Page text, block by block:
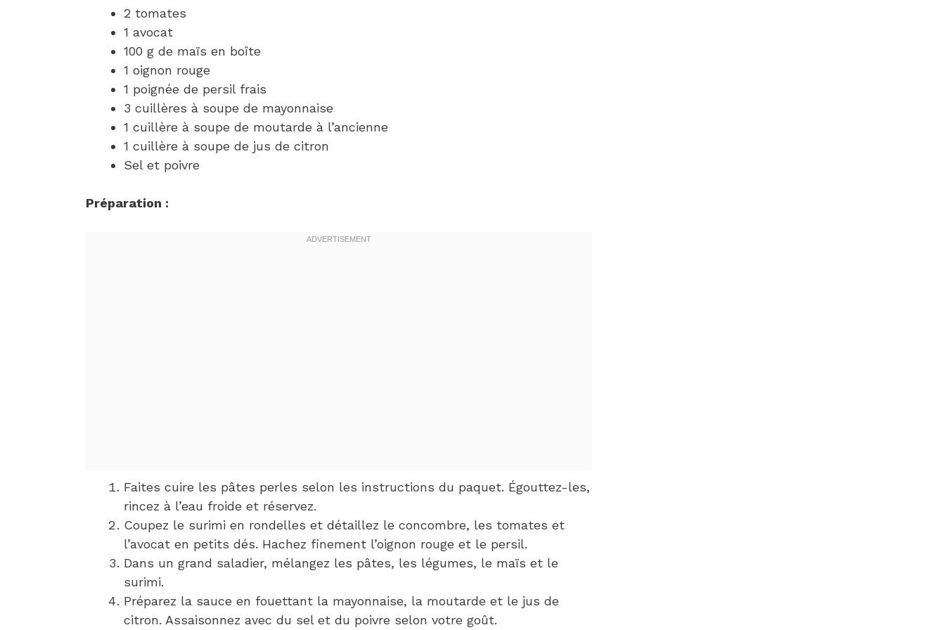
2 tomates
1 avocat
100 g de maïs en boîte
1 oignon rouge
1 poignée de persil frais
3 cuillères à soupe de mayonnaise
1 cuillère à soupe de moutarde à l’ancienne
1 cuillère à soupe de jus de citron
Sel et poivre
Préparation :
Faites cuire les pâtes perles selon les instructions du paquet. Égouttez-les,
rincez à l’eau froide et réservez.
Coupez le surimi en rondelles et détaillez le concombre, les tomates et
l’avocat en petits dés. Hachez finement l’oignon rouge et le persil.
Dans un grand saladier, mélangez les pâtes, les légumes, le maïs et le
surimi.
Préparez la sauce en fouettant la mayonnaise, la moutarde et le jus de
citron. Assaisonnez avec du sel et du poivre selon votre goût.